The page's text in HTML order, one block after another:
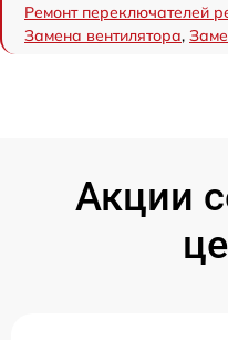
Ремонт переключателей
Замена вентилятора,
Акции